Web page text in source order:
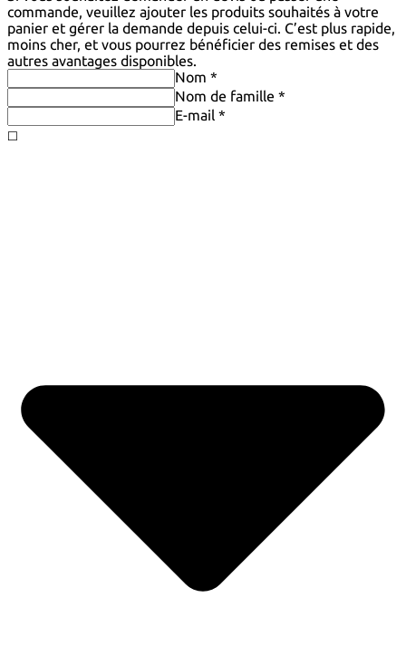
commande, veuillez ajouter les produits souhaités à votre
panier et gérer la demande depuis celui-ci. C’est plus rapide,
moins cher, et vous pourrez bénéficier des remises et des
autres avantages disponibles.
Nom *
Nom de famille *
E-mail *
◻️